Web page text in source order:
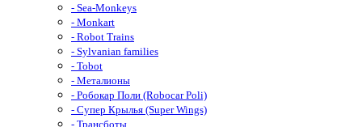
- Sea-Monkeys
- Monkart
- Robot Trains
- Sylvanian families
- Tobot
- Металионы
- Робокар Поли (Robocar Poli)
- Супер Крылья (Super Wings)
- Трансботы